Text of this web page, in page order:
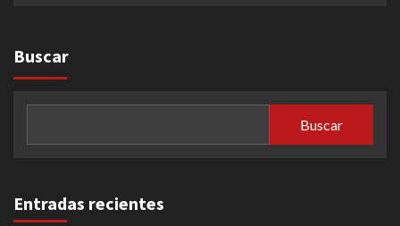
Buscar
Buscar
Entradas recientes